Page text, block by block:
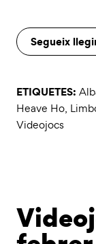
Segueix
ETIQUETES:
Heave Ho,
Videojocs